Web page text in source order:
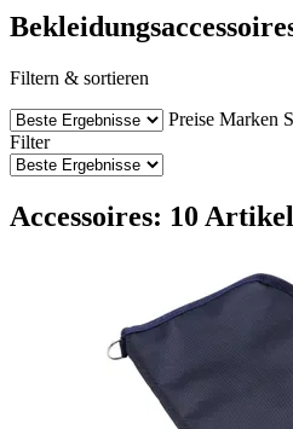
Filtern & sortieren
Preise Marken
Filter
Accessoires: 10 Artikel